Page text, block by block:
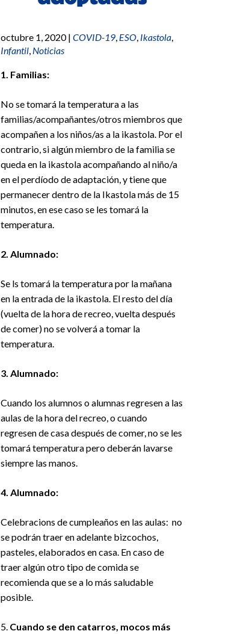
octubre 1, 2020| COVID-19 ESO Ikastola
Infantil Noticias
1. Familias:
No se tomará la temperatura a las
familias/acompañantes/otros miembros que
acompañen a los niños/as a la ikastola. Por el
contrario, si algún miembro de la familia se
queda en la ikastola acompañando al niño/a
en el perdíodo de adaptación, y tiene que
permanecer dentro de la Ikastola más de 15
minutos, en ese caso se les tomará la
temperatura.
2. Alumnado:
Se ls tomará la temperatura por la mañana
en la entrada de la ikastola. El resto del día
(vuelta de la hora de recreo, vuelta después
de comer) no se volverá a tomar la
temperatura.
3. Alumnado:
Cuando los alumnos o alumnas regresen a las
aulas de la hora del recreo, o cuando
regresen de casa después de comer, no se les
tomará temperatura pero deberán lavarse
siempre las manos.
4. Alumnado:
Celebracions de cumpleaños en las aulas: no
se podrán traer en adelante bizcochos,
pasteles, elaborados en casa. En caso de
traer algún otro tipo de comida se
recomienda que se a lo más saludable
posible.
5. Cuando se den catarros, mocos más